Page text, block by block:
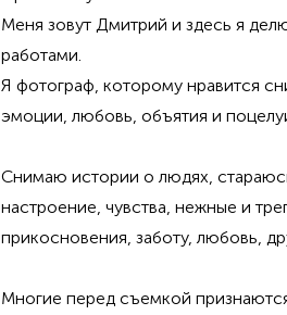
Меня зовут Дмитрий и здесь я
работами.
Я фотограф, которому нравится
эмоции, любовь, объятия и
Снимаю истории о людях,
настроение, чувства, нежные и
прикосновения, заботу, любовь,
Многие перед съемкой